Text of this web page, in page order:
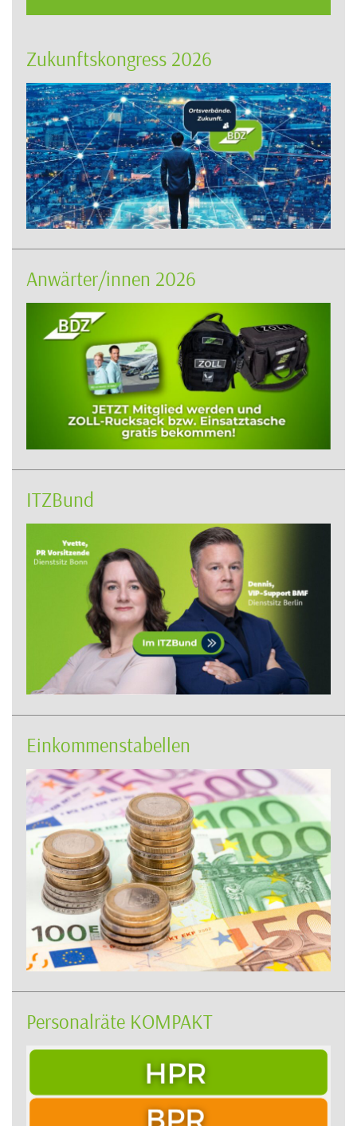
Zukunftskongress 2026
Anwärter/innen 2026
ITZBund
Einkommenstabellen
Personalräte KOMPAKT